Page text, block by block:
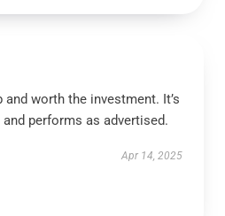
worth the investment. It’s
performs as advertised.
Apr 14, 2025